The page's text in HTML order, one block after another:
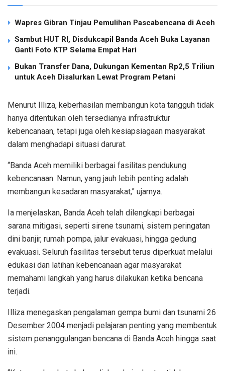
Wapres Gibran Tinjau Pemulihan Pascabencana di Aceh
Sambut HUT RI, Disdukcapil Banda Aceh Buka Layanan
Ganti Foto KTP Selama Empat Hari
Bukan Transfer Dana, Dukungan Kementan Rp2,5 Triliun
untuk Aceh Disalurkan Lewat Program Petani
Menurut Illiza, keberhasilan membangun kota tangguh tidak
hanya ditentukan oleh tersedianya infrastruktur
kebencanaan, tetapi juga oleh kesiapsiagaan masyarakat
dalam menghadapi situasi darurat.
“Banda Aceh memiliki berbagai fasilitas pendukung
kebencanaan. Namun, yang jauh lebih penting adalah
membangun kesadaran masyarakat,” ujarnya.
Ia menjelaskan, Banda Aceh telah dilengkapi berbagai
sarana mitigasi, seperti sirene tsunami, sistem peringatan
dini banjir, rumah pompa, jalur evakuasi, hingga gedung
evakuasi. Seluruh fasilitas tersebut terus diperkuat melalui
edukasi dan latihan kebencanaan agar masyarakat
memahami langkah yang harus dilakukan ketika bencana
terjadi.
Illiza menegaskan pengalaman gempa bumi dan tsunami 26
Desember 2004 menjadi pelajaran penting yang membentuk
sistem penanggulangan bencana di Banda Aceh hingga saat
ini.